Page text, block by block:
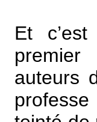
Et
auteurs